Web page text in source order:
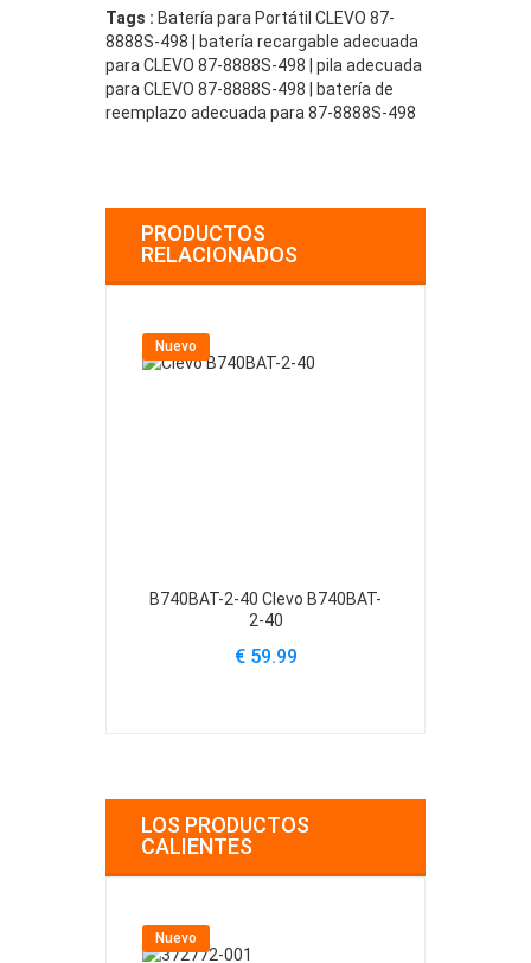
Tags : Batería para Portátil CLEVO 87-
8888S-498 | batería recargable adecuada
para CLEVO 87-8888S-498 | pila adecuada
para CLEVO 87-8888S-498 | batería de
reemplazo adecuada para 87-8888S-498
PRODUCTOS
RELACIONADOS
Nuevo
B740BAT-2-40 Clevo B740BAT-
2-40
€ 59.99
LOS PRODUCTOS
CALIENTES
Nuevo